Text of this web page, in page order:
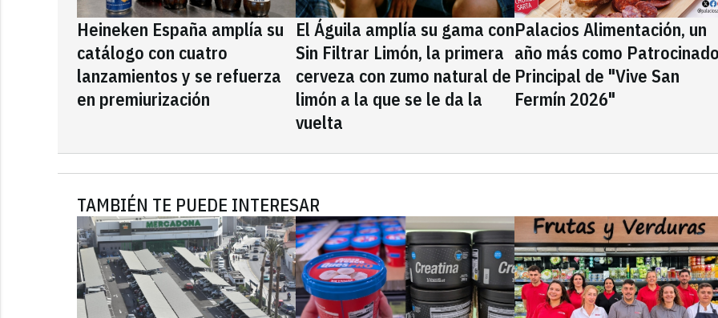
Heineken España amplía su
catálogo con cuatro
lanzamientos y se refuerza
en premiurización
El Águila amplía su gama con
Sin Filtrar Limón, la primera
cerveza con zumo natural de
limón a la que se le da la
vuelta
Palacios Alimentación, un
año más como
Principal de "Vive San
Fermín 2026"
TAMBIÉN TE PUEDE INTERESAR